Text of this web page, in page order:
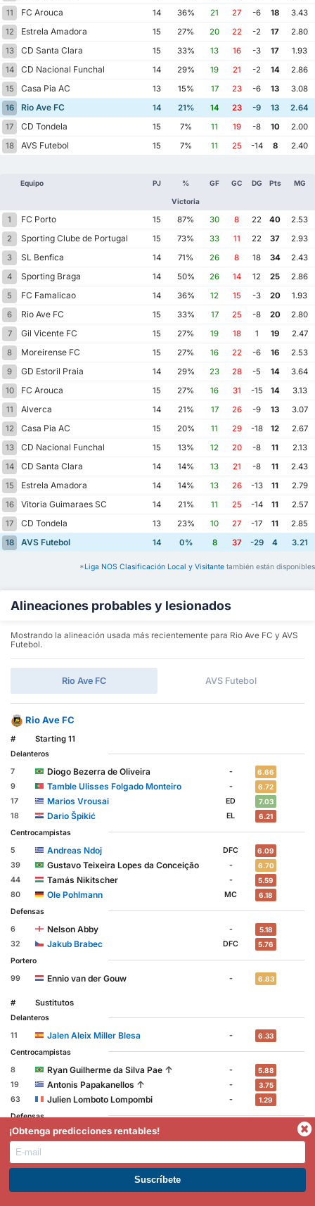
11
FC Arouca 14 36% 21 27 -6 18
3.43
12
Estrela Amadora 15 27% 20 22 -2 17
2.80
13
CD Santa Clara 15 33% 13 16 -3 17
1.93
14
CD Nacional Funchal 14 29% 19 21 -2 14
2.86
15
Casa Pia AC 13 15% 17 23 -6 13
3.08
16
Rio Ave FC 14 21% 14 23 -9 13
2.64
17
CD Tondela 15 7% 11 19 -8 10
2.00
18
AVS Futebol 15 7% 11 25 -14 8 2.40
Equipo PJ %
Victoria
GF GC DG Pts MG
1 FC Porto 15 87% 30 8 22 40
2.53
2
Sporting Clube de Portugal 15 73% 33 11 22 37
2.93
3
SL Benfica 14 71% 26 8 18 34
2.43
4
Sporting Braga 14 50% 26 14 12 25
2.86
5
FC Famalicao 14 36% 12 15 -3 20
1.93
6
Rio Ave FC 15 33% 17 25 -8 20
2.80
7
Gil Vicente FC 15 27% 19 18 1 19
2.47
8
Moreirense FC 15 27% 16 22 -6 16
2.53
9
GD Estoril Praia 14 29% 23 28 -5 14
3.64
10
FC Arouca 15 27% 16 31 -15 14
3.13
11
Alverca 14 21% 17 26 -9 13
3.07
12
Casa Pia AC 15 20% 11 29 -18 12
2.67
13
CD Nacional Funchal 15 13% 12 20 -8 11
2.13
14
CD Santa Clara 14 14% 13 21 -8 11
2.43
15
Estrela Amadora 14 14% 13 26 -13 11
2.79
16
Vitoria Guimaraes SC 14 21% 11 25 -14 11
2.57
17
CD Tondela 13 23% 10 27 -17 11
2.85
18
AVS Futebol 14 0% 8 37 -29 4 3.21
*Liga NOS Clasificación Local y Visitante también están disponibles
Alineaciones probables y lesionados
Mostrando la alineación usada más recientemente para Rio Ave FC y AVS
Futebol.
Rio Ave FC AVS Futebol
Rio Ave FC
# Starting 11
Delanteros
7
Diogo Bezerra de Oliveira - 6.66
9 Tamble Ulisses Folgado Monteiro - 6.72
17 Marios Vrousai ED 7.03
18 Dario Špikić EL 6.21
Centrocampistas
5
Andreas Ndoj DFC 6.09
39 Gustavo Teixeira Lopes da Conceição - 6.70
44 Tamás Nikitscher - 5.59
80 Ole Pohlmann MC 6.18
Defensas
6
Nelson Abby - 5.18
32 Jakub Brabec DFC 5.76
Portero
99
Ennio van der Gouw - 6.83
# Sustitutos
Delanteros
11
Jalen Aleix Miller Blesa - 6.33
Centrocampistas
8
Ryan Guilherme da Silva Pae ↑ - 5.88
19 Antonis Papakanellos ↑ - 3.75
63 Julien Lomboto Lompombi - 1.29
Defensas
-1
João Tomé Esteves Baptista
23
-1 Georgios Liavas ↑ LD 4.50
Portero ÚNETE A PREMIUM. GANA AHORA.
¡Obtenga predicciones rentables!